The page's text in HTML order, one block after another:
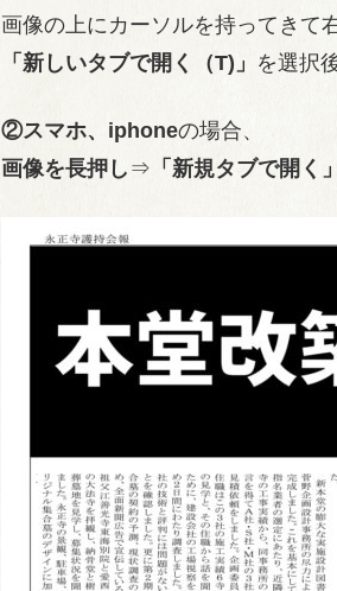
画像の上にカーソルを持ってきて
「新しいタブで開く（T)」 を選択
②スマホ、iphoneの場合、
画像を長押し ⇒ 「新規タブで開く」